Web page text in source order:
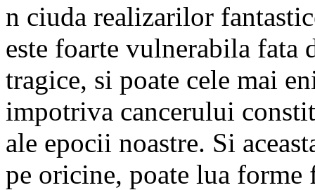
n ciuda realizarilor
este foarte vulnerabila
tragice, si poate cele mai
impotriva cancerului
ale epocii noastre. Si
pe oricine, poate lua forme